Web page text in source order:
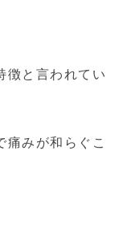
徴と言われてい
みが和らぐこ